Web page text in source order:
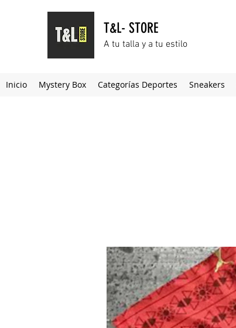
T&L- STORE
A tu talla y a tu estilo
Inicio Mystery Box Categorías Deportes Sneakers